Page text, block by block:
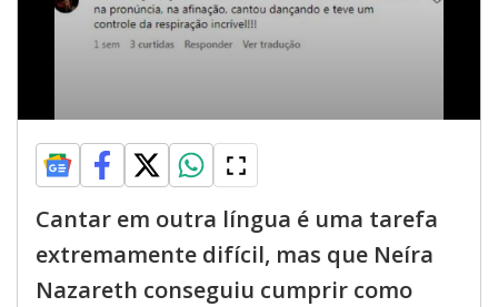
Cantar em outra língua é uma tarefa
extremamente difícil, mas que Neíra
Nazareth conseguiu cumprir como